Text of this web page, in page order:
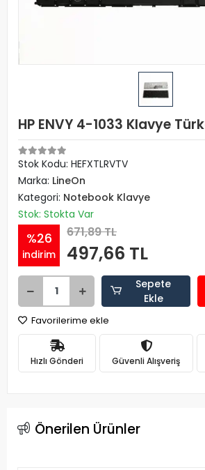
HP ENVY 4-1033 Klavye
Stok Kodu: HEFXTLRVTV
Marka: LineOn
Kategori: Notebook Klavye
Stok: Stokta Var
%26
indirim
671,89 TL
497,66 TL
Sepete
Ekle
Favorilerime ekle
Hızlı Gönderi Güvenli Alışveriş
Önerilen Ürünler